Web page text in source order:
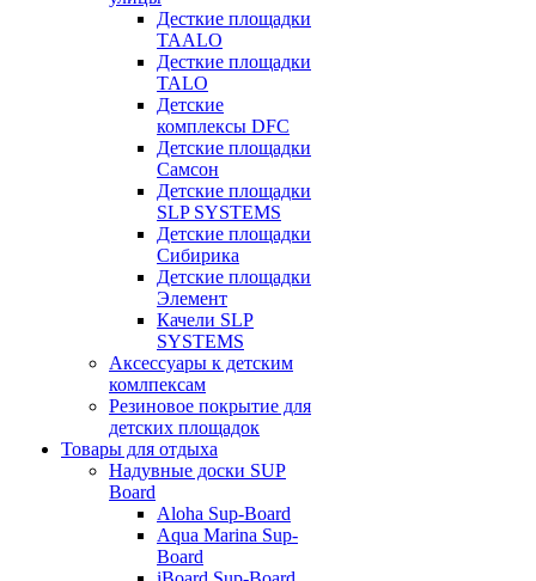
Десткие площадки
TAALO
Десткие площадки
TALO
Детские
комплексы DFC
Детские площадки
Самсон
Детские площадки
SLP SYSTEMS
Детские площадки
Сибирика
Детские площадки
Элемент
Качели SLP
SYSTEMS
Аксессуары к детским
комлпексам
Резиновое покрытие для
детских площадок
Товары для отдыха
Надувные доски SUP
Board
Aloha Sup-Board
Aqua Marina Sup-
Board